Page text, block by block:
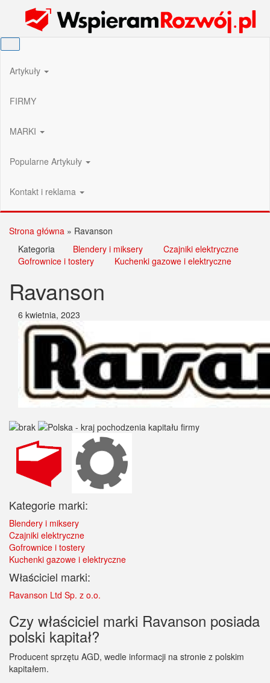
Wspieram Rozwój PL
Artykuły
FIRMY
MARKI
Popularne Artykuły
Kontakt i reklama
Strona główna » Ravanson
Kategoria
Blendery i miksery
Czajniki elektryczne
Gofrownice i tostery
Kuchenki gazowe i elektryczne
Ravanson
6 kwietnia, 2023
Kategorie marki:
Blendery i miksery
Czajniki elektryczne
Gofrownice i tostery
Kuchenki gazowe i elektryczne
Właściciel marki:
Ravanson Ltd Sp. z o.o.
Czy właściciel marki Ravanson posiada
polski kapitał?
Producent sprzętu AGD, wedle informacji na stronie z polskim
kapitałem.